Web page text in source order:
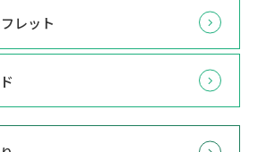
レット